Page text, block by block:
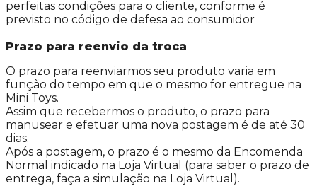
perfeitas condições para o cliente, conforme é
previsto no código de defesa ao consumidor
Prazo para reenvio da troca
O prazo para reenviarmos seu produto varia em
função do tempo em que o mesmo for entregue na
Mini Toys.
Assim que recebermos o produto, o prazo para
manusear e efetuar uma nova postagem é de até 30
dias.
Após a postagem, o prazo é o mesmo da Encomenda
Normal indicado na Loja Virtual (para saber o prazo de
entrega, faça a simulação na Loja Virtual).